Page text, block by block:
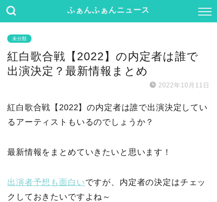
ふぁんふぁんニュース
未分類
紅白歌合戦【2022】の内定者は誰で
出演決定？最新情報まとめ
2022年10月11日
紅白歌合戦【2022】の内定者は誰で出演決定してい
るアーティストもいるのでしょうか？
最新情報をまとめていきたいと思います！
出演者予想も面白いですが、内定者の決定はチェッ
クしておきたいですよね～